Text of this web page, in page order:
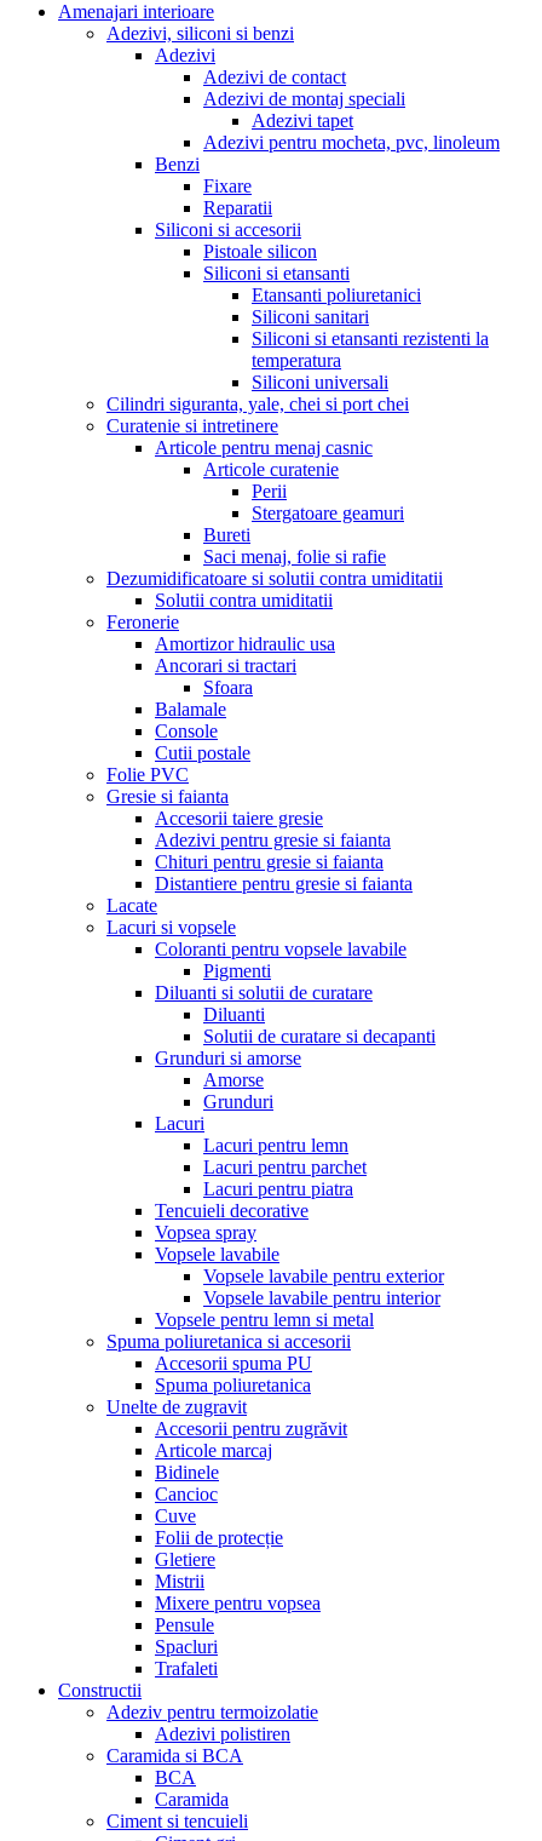
Amenajari interioare
Adezivi, siliconi si benzi
Adezivi
Adezivi de contact
Adezivi de montaj speciali
Adezivi tapet
Adezivi pentru mocheta, pvc, linoleum
Benzi
Fixare
Reparatii
Siliconi si accesorii
Pistoale silicon
Siliconi si etansanti
Etansanti poliuretanici
Siliconi sanitari
Siliconi si etansanti rezistenti la
temperatura
Siliconi universali
Cilindri siguranta, yale, chei si port chei
Curatenie si intretinere
Articole pentru menaj casnic
Articole curatenie
Perii
Stergatoare geamuri
Bureti
Saci menaj, folie si rafie
Dezumidificatoare si solutii contra umiditatii
Solutii contra umiditatii
Feronerie
Amortizor hidraulic usa
Ancorari si tractari
Sfoara
Balamale
Console
Cutii postale
Folie PVC
Gresie si faianta
Accesorii taiere gresie
Adezivi pentru gresie si faianta
Chituri pentru gresie si faianta
Distantiere pentru gresie si faianta
Lacate
Lacuri si vopsele
Coloranti pentru vopsele lavabile
Pigmenti
Diluanti si solutii de curatare
Diluanti
Solutii de curatare si decapanti
Grunduri si amorse
Amorse
Grunduri
Lacuri
Lacuri pentru lemn
Lacuri pentru parchet
Lacuri pentru piatra
Tencuieli decorative
Vopsea spray
Vopsele lavabile
Vopsele lavabile pentru exterior
Vopsele lavabile pentru interior
Vopsele pentru lemn si metal
Spuma poliuretanica si accesorii
Accesorii spuma PU
Spuma poliuretanica
Unelte de zugravit
Accesorii pentru zugrăvit
Articole marcaj
Bidinele
Cancioc
Cuve
Folii de protecție
Gletiere
Mistrii
Mixere pentru vopsea
Pensule
Spacluri
Trafaleti
Constructii
Adeziv pentru termoizolatie
Adezivi polistiren
Caramida si BCA
BCA
Caramida
Ciment si tencuieli